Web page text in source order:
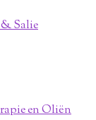
Salie
en Oliën